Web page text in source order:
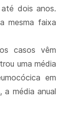
dois anos.
mesma faixa
casos vêm
uma média
em
média anual